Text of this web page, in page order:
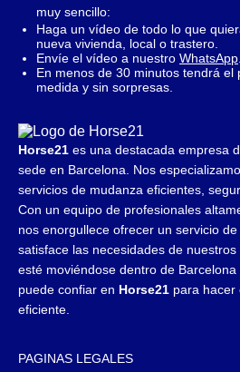
muy sencillo:
Haga un vídeo de todo lo que
nueva vivienda, local o trastero.
Envíe el vídeo a nuestro WhatsApp
En menos de 30 minutos tendrá el
medida y sin sorpresas.
Horse21 es una destacada empresa
sede en Barcelona. Nos
servicios de mudanza eficientes,
Con un equipo de profesionales
nos enorgullece ofrecer un servicio
satisface las necesidades de
esté moviéndose dentro de Barcelona
puede confiar en Horse21 para hacer
eficiente.
PAGINAS LEGALES